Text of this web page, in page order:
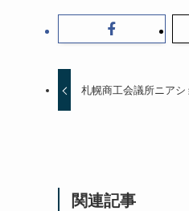
札幌商工会議所ニア
関連記事